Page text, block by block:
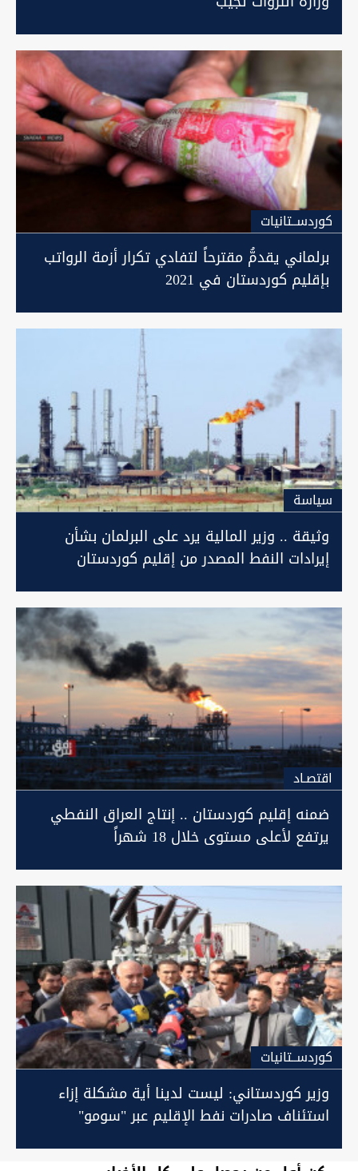
كوردســتانيات
برلماني يقدمُّ مقترحاً لتفادي تكرار أزمة الرواتب
بإقليم كوردستان في 2021
سیاسة
وثيقة .. وزير المالية يرد على البرلمان بشأن
إيرادات النفط المصدر من إقليم كوردستان
اقتصـاد
ضمنه إقليم كوردستان .. إنتاج العراق النفطي
يرتفع لأعلى مستوى خلال 18 شهراً
كوردســتانيات
وزير كوردستاني: ليست لدينا أية مشكلة إزاء
استئناف صادرات نفط الإقليم عبر "سومو"